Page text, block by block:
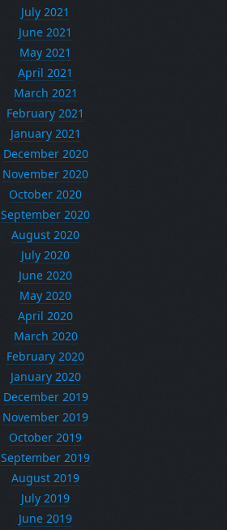
July 2021
June 2021
May 2021
April 2021
March 2021
February 2021
January 2021
December 2020
November 2020
October 2020
September 2020
August 2020
July 2020
June 2020
May 2020
April 2020
March 2020
February 2020
January 2020
December 2019
November 2019
October 2019
September 2019
August 2019
July 2019
June 2019